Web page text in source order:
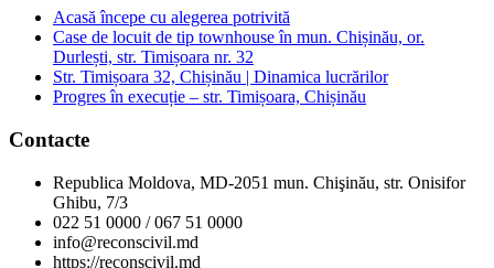
Acasă începe cu alegerea potrivită
Case de locuit de tip townhouse în mun. Chișinău, or.
Durlești, str. Timișoara nr. 32
Str. Timișoara 32, Chișinău | Dinamica lucrărilor
Progres în execuție – str. Timișoara, Chișinău
Contacte
Republica Moldova, MD-2051 mun. Chişinău, str. Onisifor
Ghibu, 7/3
022 51 0000 / 067 51 0000
info@reconscivil.md
https://reconscivil.md